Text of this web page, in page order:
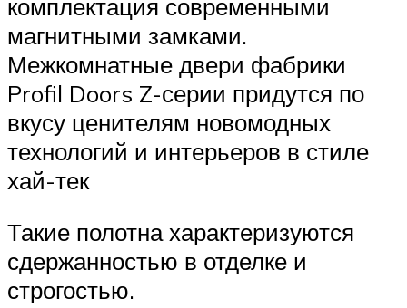
комплектация современными
магнитными замками.
Межкомнатные двери фабрики
Profil Doors Z-серии придутся по
вкусу ценителям новомодных
технологий и интерьеров в стиле
хай-тек
Такие полотна характеризуются
сдержанностью в отделке и
строгостью.